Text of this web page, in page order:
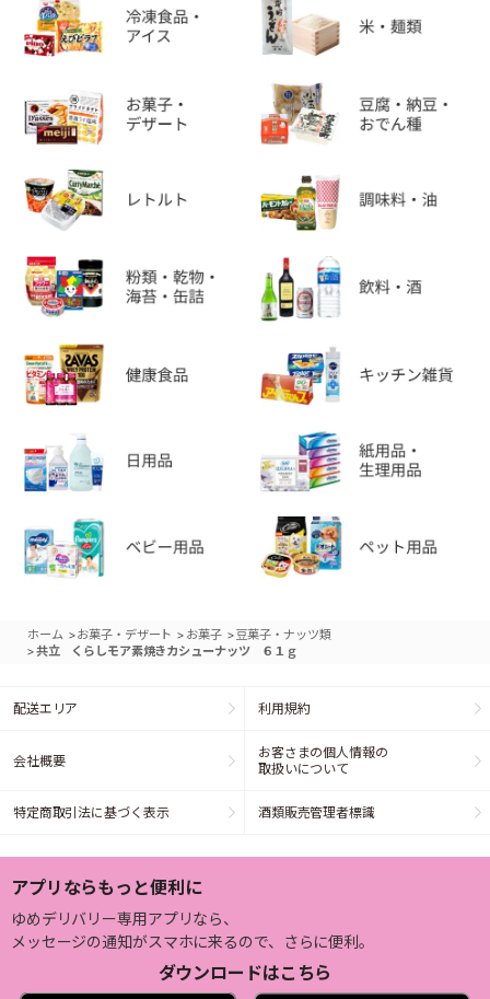
ホーム >お菓子・デザート > お菓子 >豆菓子・ナッツ類
>共立 くらしモア素焼きカシューナッツ ６１ｇ
配送エリア 利用規約
会社概要
お客さまの個人情報の
取扱いについて
特定商取引法に基づく表示 酒類販売管理者標識
アプリならもっと便利に
ゆめデリバリー専用アプリなら、
メッセージの通知がスマホに来るので、さらに便利。
ダウンロードはこちら